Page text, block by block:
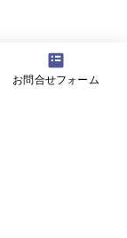
お問合せフォーム